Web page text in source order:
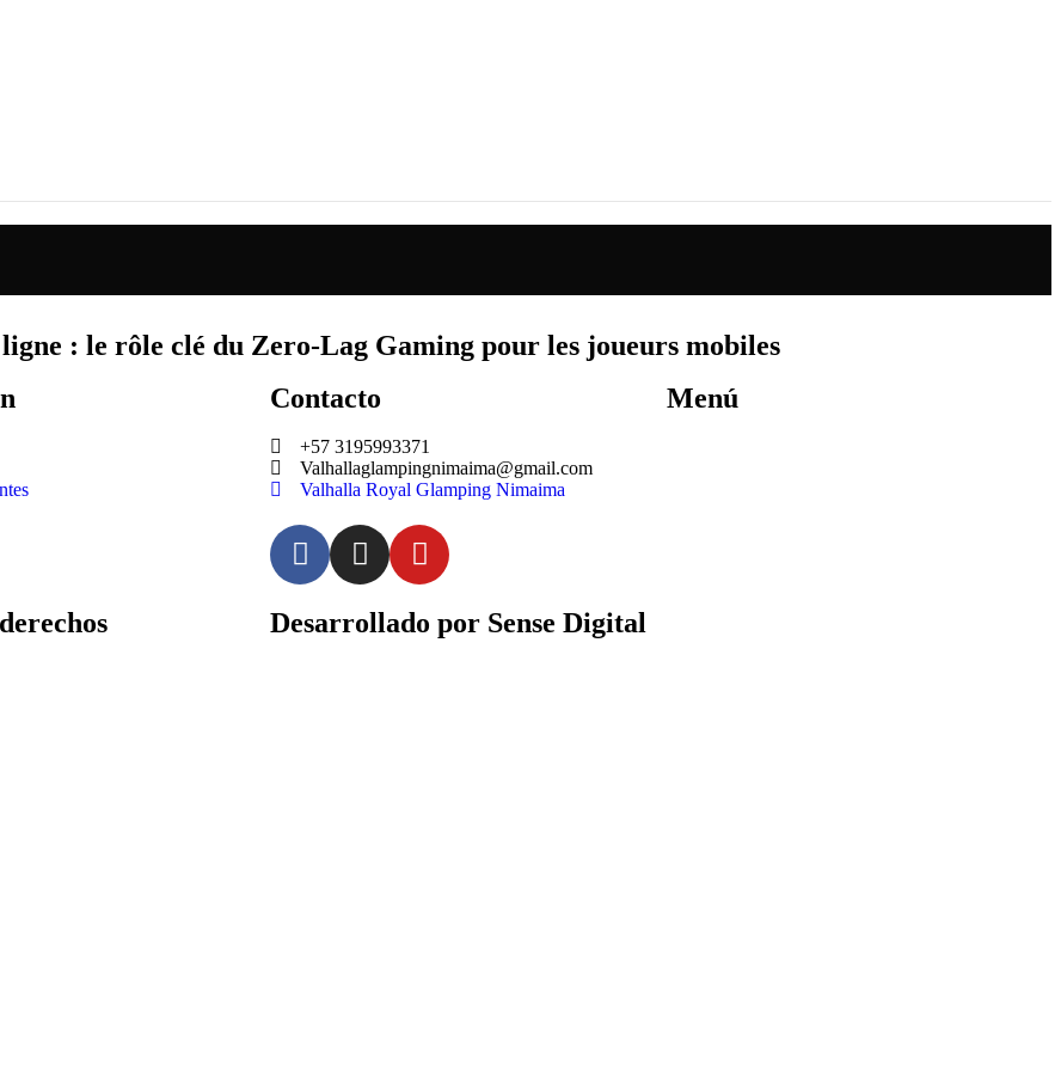
: le rôle clé du Zero‑Lag Gaming pour les joueurs mobiles
Contacto
+57 3195993371
Valhallaglampingnimaima@gmail.com
Valhalla Royal Glamping Nimaima
Menú
Desarrollado por Sense Digital